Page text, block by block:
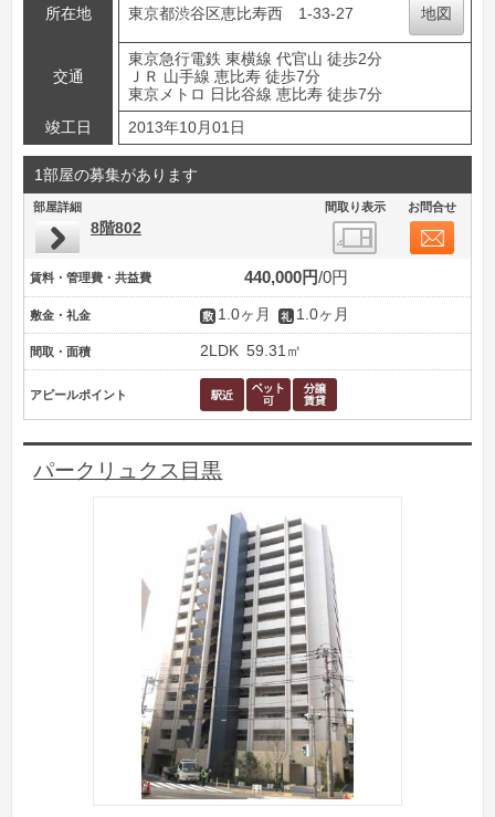
所在地 東京都渋谷区恵比寿西 1-33-27 地図
交通
東京急行電鉄 東横線 代官山 徒歩2分
ＪＲ 山手線 恵比寿 徒歩7分
東京メトロ 日比谷線 恵比寿 徒歩7分
竣工日
2013年10月01日
1部屋の募集があります
部屋詳細 間取り表示 お問合せ
8階802
賃料・管理費・共益費 440,000円 0円
敷金・礼金 1.0ヶ月 1.0ヶ月
間取・面積 2LDK 59.31㎡
アピールポイント
パークリュクス目黒